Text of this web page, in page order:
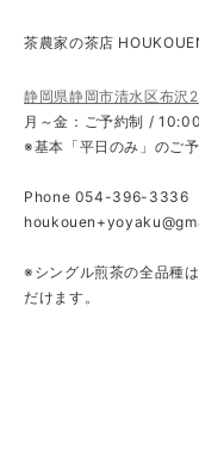
茶農家の茶店
静岡県静岡市清水区布沢
月～金：ご予約制 /
※基本「平日のみ」のご予
Phone 054-396-3336
※シングル煎茶の全品種は
だけます。